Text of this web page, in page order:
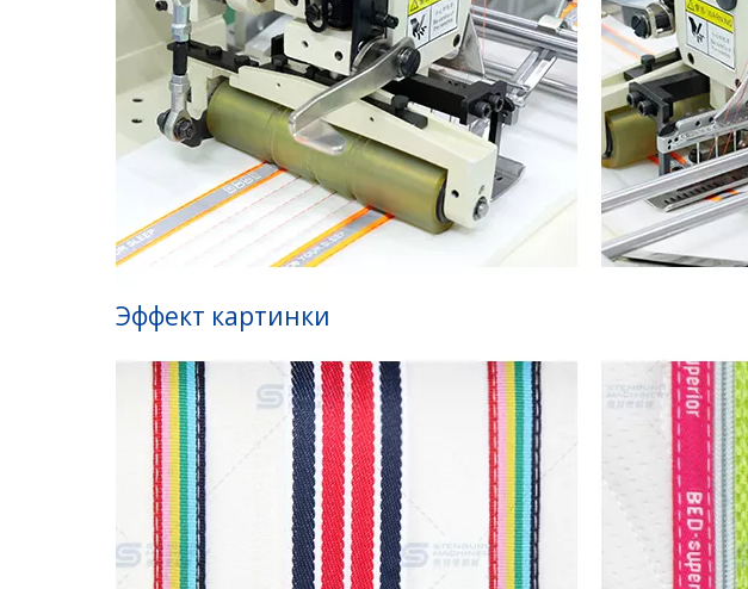
Эффект картинки